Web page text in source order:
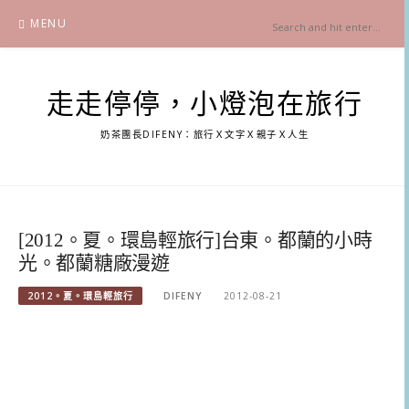
content
MENU
走走停停，小燈泡在旅行
奶茶團長DIFENY：旅行Ｘ文字Ｘ親子Ｘ人生
[2012。夏。環島輕旅行]台東。都蘭的小時
光。都蘭糖廠漫遊
2012。夏。環島輕旅行 DIFENY 2012-08-21